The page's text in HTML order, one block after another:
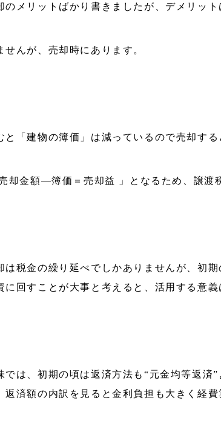
のメリットばかり書きましたが、デメリット
せんが、売却時にあります。
と「建物の簿価」は減っているので売却する
却金額―簿価＝売却益 」となるため、譲渡
は税金の繰り延べでしかありませんが、初
に回すことが大事と考えると、活用する意義
では、初期の頃は返済方法も“元金均等返済
返済額の内訳を見ると金利負担も大きく経